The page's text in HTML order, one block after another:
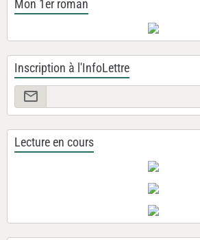
Mon 1er roman
Inscription à l'InfoLettre
Lecture en cours